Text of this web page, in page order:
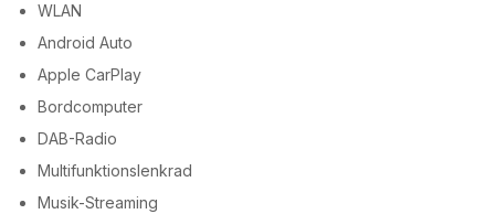
WLAN
Android Auto
Apple CarPlay
Bordcomputer
DAB-Radio
Multifunktionslenkrad
Musik-Streaming